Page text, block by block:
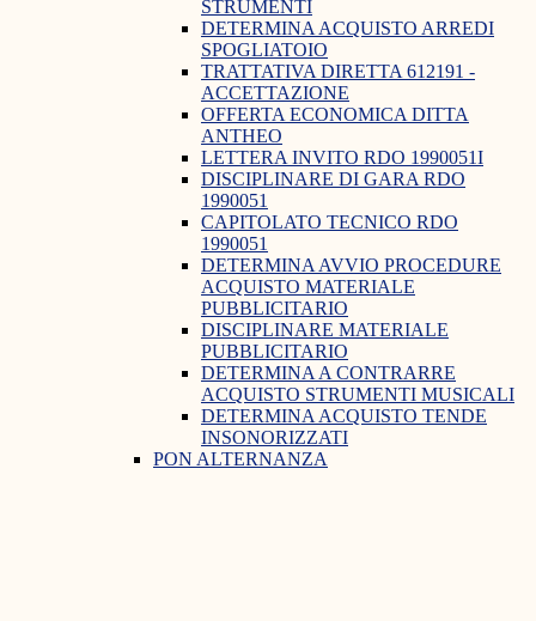
STRUMENTI
DETERMINA ACQUISTO ARREDI
SPOGLIATOIO
TRATTATIVA DIRETTA 612191 -
ACCETTAZIONE
OFFERTA ECONOMICA DITTA
ANTHEO
LETTERA INVITO RDO 1990051I
DISCIPLINARE DI GARA RDO
1990051
CAPITOLATO TECNICO RDO
1990051
DETERMINA AVVIO PROCEDURE
ACQUISTO MATERIALE
PUBBLICITARIO
DISCIPLINARE MATERIALE
PUBBLICITARIO
DETERMINA A CONTRARRE
ACQUISTO STRUMENTI MUSICALI
DETERMINA ACQUISTO TENDE
INSONORIZZATI
PON ALTERNANZA